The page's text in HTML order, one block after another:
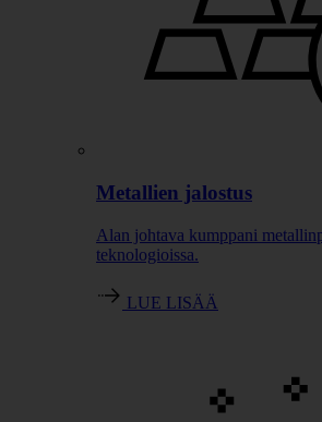
Metallien jalostus
Alan johtava kumppani
teknologioissa.
LUE LISÄÄ